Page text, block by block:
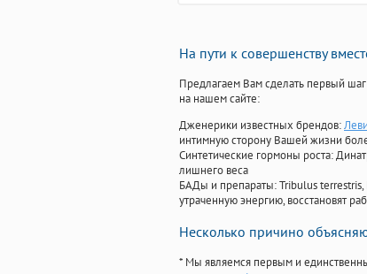
На пути к совершенству
Предлагаем Вам сделать первый
на нашем сайте:
Дженерики известных брендов:
интимную сторону Вашей жизни
Синтетические гормоны роста:
лишнего веса
БАДы и препараты:Tribulus
утраченную энергию, восстановят
Несколько причино
* Мы являемся первым и